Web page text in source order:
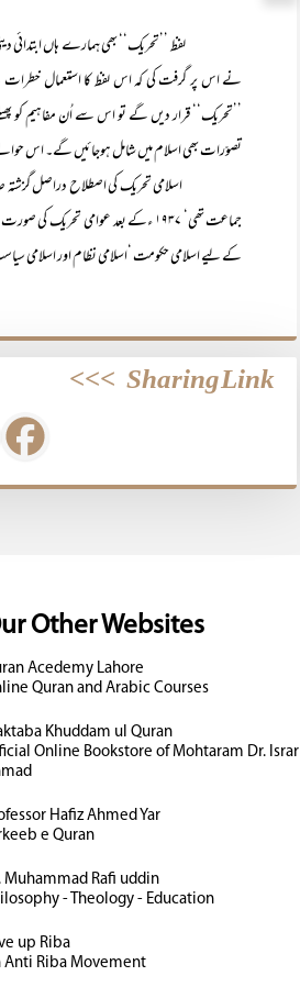
لفظ ’’تحریک‘‘ بھی ہمارے ہاں ابتدائی
نے اس پر گرفت کی کہ اس لفظ کا استعمال
’’تحریک‘‘ قرار دیں گے تو اس سے اُن مفاہیم کو
تصوّرات بھی اسلام میں شامل ہوجائیں گے۔ اس حوالے
اسلامی تحریک کی اصطلاح دراصل گزشتہ صدی
جماعت تھی‘ ۱۹۳۷ ءکے بعد عوامی
کے لیے اسلامی حکومت ‘اسلامی نظام اور اسلامی
Sharing Link
>>>
Other Websites
Acedemy Lahore
Quran and Arabic Courses
Khuddam ul Quran
Online Bookstore of Mohtaram Dr. Israr
Hafiz Ahmed Yar
e Quran
Muhammad Rafi uddin
- Theology - Education
up Riba
Anti Riba Movement